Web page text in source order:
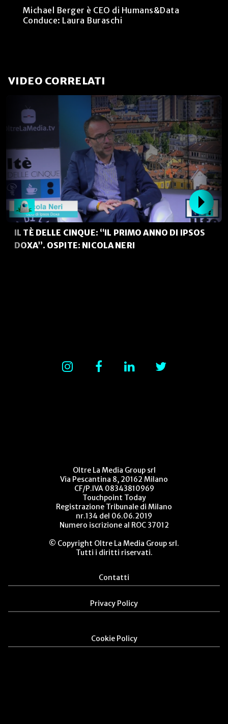
Michael Berger è CEO di Humans&Data
Conduce: Laura Buraschi
VIDEO CORRELATI
IL TÈ DELLE CINQUE: “IL PRIMO ANNO DI IPSOS
DOXA”. OSPITE: NICOLA NERI
Oltre La Media Group srl
Via Pescantina 8, 20162 Milano
CF/P.IVA 08343810969
Touchpoint Today
Registrazione Tribunale di Milano
nr.134 del 06.06.2019
Numero iscrizione al ROC 37012
© Copyright Oltre La Media Group srl.
Tutti i diritti riservati.
Contatti
Privacy Policy
Cookie Policy